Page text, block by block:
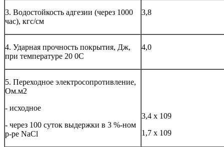
3. Водостойкость адгезии (через 1000
час), кгс/см
3,8
4. Ударная прочность покрытия, Дж,
при температуре 20 0С
4,0
5. Переходное электросопротивление,
Ом.м2
- исходное
- через 100 суток выдержки в 3 %-ном
р-ре NaCl
3,4 х 109
1,7 х 109